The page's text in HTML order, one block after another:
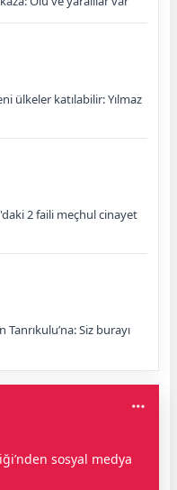
ülkeler katılabilir: Yılmaz
2 faili meçhul cinayet
Siz burayı
sosyal medya